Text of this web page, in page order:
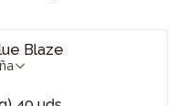
Blaze